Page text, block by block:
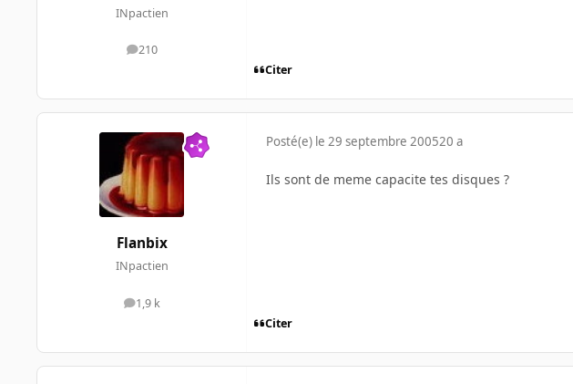
INpactien
210
messages
Citer
Flanbix
INpactien
1,9 k
messages
Posté(e) le 29 septembre 200520 a
Ils sont de meme capacite tes disques ?
Citer